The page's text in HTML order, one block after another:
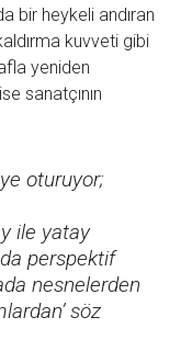
bir heykeli andıran
kuvveti gibi
yeniden
sanatçının
oturuyor;
ile yatay
perspektif
nesnelerden
söz